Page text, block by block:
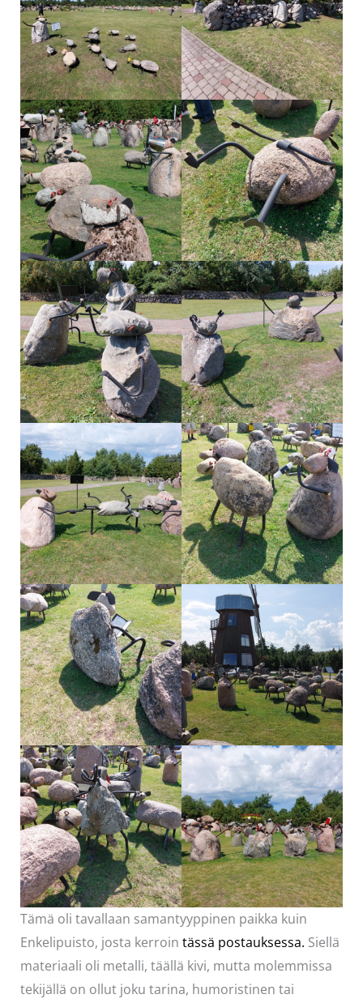
Tämä oli tavallaan samantyyppinen paikka kuin
Enkelipuisto, josta kerroin tässä postauksessa. Siellä
materiaali oli metalli, täällä kivi, mutta molemmissa
tekijällä on ollut joku tarina, humoristinen tai